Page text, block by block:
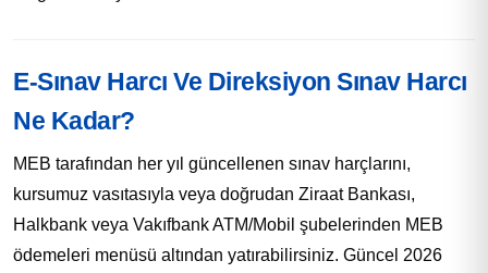
E-Sınav Harcı Ve Direksiyon Sınav Harcı
Ne Kadar?
MEB tarafından her yıl güncellenen sınav harçlarını,
kursumuz vasıtasıyla veya doğrudan Ziraat Bankası,
Halkbank veya Vakıfbank ATM/Mobil şubelerinden MEB
ödemeleri menüsü altından yatırabilirsiniz. Güncel 2026